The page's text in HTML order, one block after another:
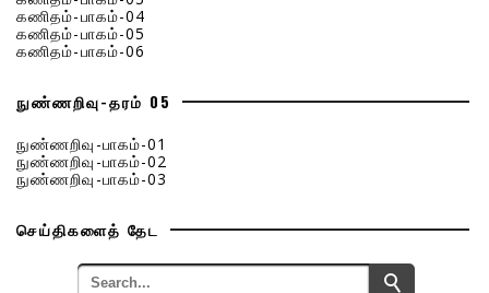
கணிதம்-பாகம்-04
கணிதம்-பாகம்-05
கணிதம்-பாகம்-06
நுண்ணறிவு-தரம் 05
நுண்ணறிவு-பாகம்-01
நுண்ணறிவு-பாகம்-02
நுண்ணறிவு-பாகம்-03
செய்திகளைத் தேட